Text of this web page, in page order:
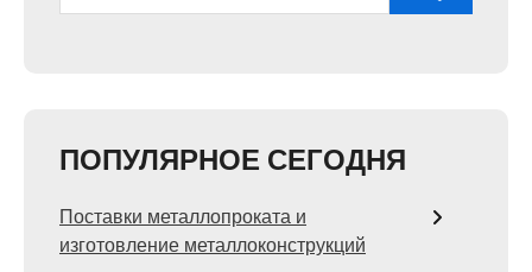
ПОПУЛЯРНОЕ СЕГОДНЯ
Поставки металлопроката и
изготовление металлоконструкций